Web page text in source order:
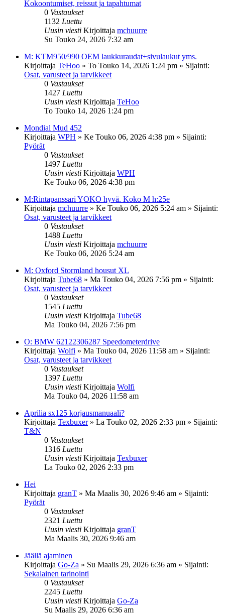
Kokoontumiset, reissut ja tapahtumat
0 Vastaukset
1132 Luettu
Uusin viesti Kirjoittaja mchuurre
Su Touko 24, 2026 7:32 am
M: KTM950/990 OEM laukkuraudat+sivulaukut yms.
Kirjoittaja TeHoo » To Touko 14, 2026 1:24 pm » Sijainti:
Osat, varusteet ja tarvikkeet
0 Vastaukset
1427 Luettu
Uusin viesti Kirjoittaja TeHoo
To Touko 14, 2026 1:24 pm
Mondial Mud 452
Kirjoittaja WPH » Ke Touko 06, 2026 4:38 pm » Sijainti:
Pyörät
0 Vastaukset
1497 Luettu
Uusin viesti Kirjoittaja WPH
Ke Touko 06, 2026 4:38 pm
M:Rintapanssari YOKO hyvä. Koko M h:25e
Kirjoittaja mchuurre » Ke Touko 06, 2026 5:24 am » Sijainti:
Osat, varusteet ja tarvikkeet
0 Vastaukset
1488 Luettu
Uusin viesti Kirjoittaja mchuurre
Ke Touko 06, 2026 5:24 am
M: Oxford Stormland housut XL
Kirjoittaja Tube68 » Ma Touko 04, 2026 7:56 pm » Sijainti:
Osat, varusteet ja tarvikkeet
0 Vastaukset
1545 Luettu
Uusin viesti Kirjoittaja Tube68
Ma Touko 04, 2026 7:56 pm
O: BMW 62122306287 Speedometerdrive
Kirjoittaja Wolfi » Ma Touko 04, 2026 11:58 am » Sijainti:
Osat, varusteet ja tarvikkeet
0 Vastaukset
1397 Luettu
Uusin viesti Kirjoittaja Wolfi
Ma Touko 04, 2026 11:58 am
Aprilia sx125 korjausmanuaali?
Kirjoittaja Texbuxer» La Touko 02, 2026 2:33 pm » Sijainti:
T&N
0 Vastaukset
1316 Luettu
Uusin viesti Kirjoittaja Texbuxer
La Touko 02, 2026 2:33 pm
Hei
Kirjoittaja granT » Ma Maalis 30, 2026 9:46 am » Sijainti:
Pyörät
0 Vastaukset
2321 Luettu
Uusin viesti Kirjoittaja granT
Ma Maalis 30, 2026 9:46 am
Jäällä ajaminen
Kirjoittaja Go-Za » Su Maalis 29, 2026 6:36 am » Sijainti:
Sekalainen tarinointi
0 Vastaukset
2245 Luettu
Uusin viesti Kirjoittaja Go-Za
Su Maalis 29, 2026 6:36 am